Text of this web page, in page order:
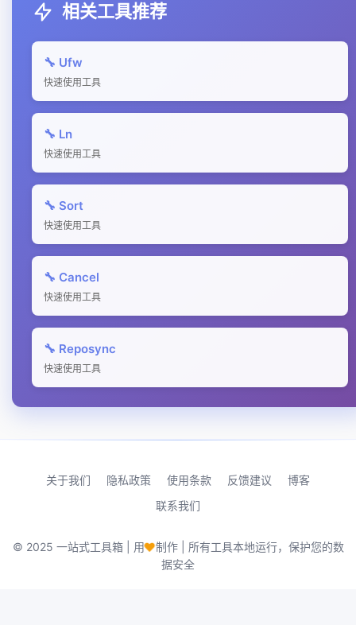
相关工具推荐
🔧 Ufw
快速使用工具
🔧 Ln
快速使用工具
🔧 Sort
快速使用工具
🔧 Cancel
快速使用工具
🔧 Reposync
快速使用工具
关于我们 隐私政策 使用条款 反馈建议
博客
联系我们
© 2025 一站式工具箱 | 用♥制作 | 所有工具本地运行，保护您的数
据安全